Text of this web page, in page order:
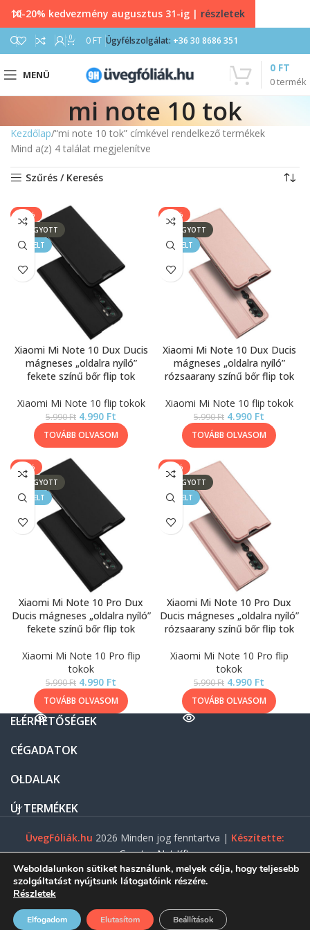
0 0 FT Ügyfélszolgálat: +36 30 8686 351
MENÜ
0termék
0 FT
mi note 10 tok
Kezdőlap “mi note 10 tok” címkével rendelkező termékek
Mind a(z) 4 találat megjelenítve
Szűrés / Keresés
-17%
ELFOGYOTT
KIEMELT
Xiaomi Mi Note 10 Dux Ducis
mágneses „oldalra nyíló”
fekete színű bőr flip tok
Xiaomi Mi Note 10 flip tokok
5.990Ft 4.990 Ft
TOVÁBB OLVASOM
-17%
ELFOGYOTT
KIEMELT
Xiaomi Mi Note 10 Dux Ducis
mágneses „oldalra nyíló”
rózsaarany színű bőr flip tok
Xiaomi Mi Note 10 flip tokok
5.990Ft 4.990 Ft
TOVÁBB OLVASOM
-17%
ELFOGYOTT
KIEMELT
Xiaomi Mi Note 10 Pro Dux
Ducis mágneses „oldalra nyíló”
fekete színű bőr flip tok
Xiaomi Mi Note 10 Pro flip
tokok
5.990Ft 4.990 Ft
TOVÁBB OLVASOM
-17%
ELFOGYOTT
KIEMELT
Xiaomi Mi Note 10 Pro Dux
Ducis mágneses „oldalra nyíló”
rózsaarany színű bőr flip tok
Xiaomi Mi Note 10 Pro flip
tokok
5.990Ft 4.990 Ft
TOVÁBB OLVASOM
ELÉRHETŐSÉGEK
CÉGADATOK
OLDALAK
ÚJ TERMÉKEK
ÜvegFóliák.hu 2026 Minden jog fenntartva | Készítette:
Gasztro Net Kft.
10-20% kedvezmény augusztus 31-ig | részletek
Weboldalunkon sütiket használunk, melyek célja, hogy teljesebb
szolgáltatást nyújtsunk látogatóink részére.
Részletek
Elfogadom Elutasítom Beállítások